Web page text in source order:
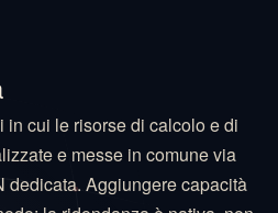
cui le risorse di calcolo e di
e messe in comune via
dedicata. Aggiungere capacità